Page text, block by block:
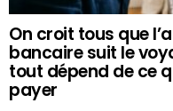
On croit tous que
bancaire suit le
tout dépend de ce
payer